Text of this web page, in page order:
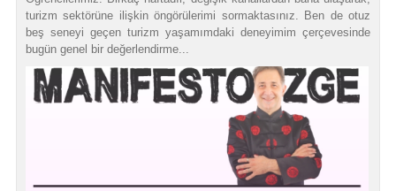
turizm sektörüne ilişkin öngörülerimi sormaktasınız. Ben de otuz
beş seneyi geçen turizm yaşamımdaki deneyimim çerçevesinde
bugün genel bir değerlendirme...